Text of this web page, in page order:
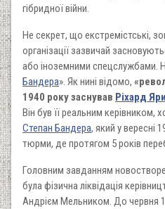
гібридної війни.
Не секрет, що екстремістські,
організації зазвичай
або іноземними спецслужбами.
Бандера». Як нині відомо,
1940 року заснував Ріхард Яри
Він був її реальним керівником,
Степан Бандера, який у вересні
тюрми, де протягом 5 років
Головним завданням
була фізична ліквідація
Андрієм Мельником. До червня